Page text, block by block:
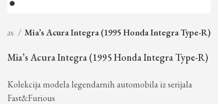
Mia’s Acura Integra (1995 Honda Integra Type-R)
Mia’s Acura Integra (1995 Honda Integra Type-R)
Kolekcija modela legendarnih automobila iz serijala
Fast&Furious